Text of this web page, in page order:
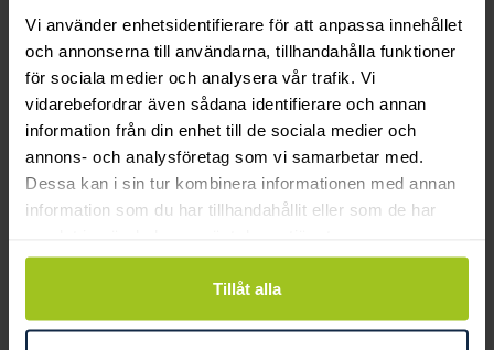
Vi använder enhetsidentifierare för att anpassa innehållet
och annonserna till användarna, tillhandahålla funktioner
för sociala medier och analysera vår trafik. Vi
vidarebefordrar även sådana identifierare och annan
information från din enhet till de sociala medier och
annons- och analysföretag som vi samarbetar med.
Dessa kan i sin tur kombinera informationen med annan
information som du har tillhandahållit eller som de har
Tillåt alla